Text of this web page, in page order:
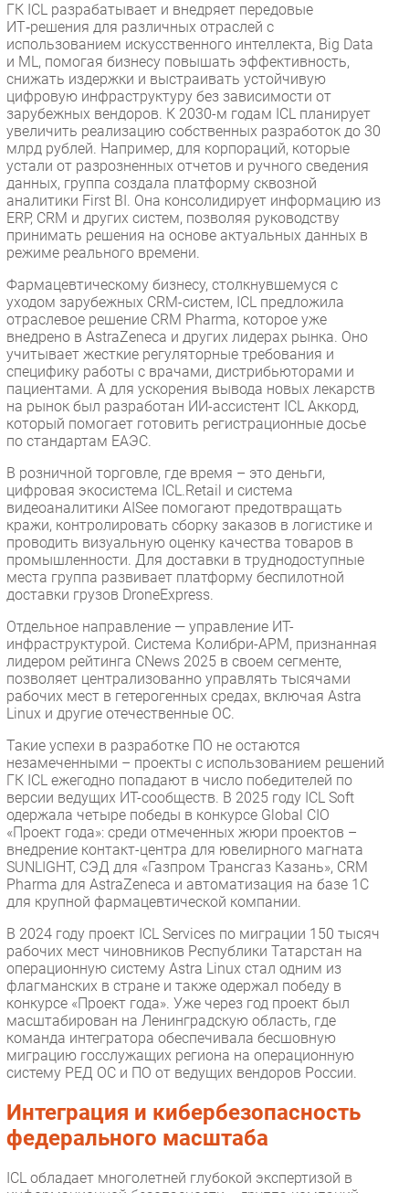
ГК ICL разрабатывает и внедряет передовые
ИТ‑решения для различных отраслей с
использованием искусственного интеллекта, Big Data
и ML, помогая бизнесу повышать эффективность,
снижать издержки и выстраивать устойчивую
цифровую инфраструктуру без зависимости от
зарубежных вендоров. К 2030-м годам ICL планирует
увеличить реализацию собственных разработок до 30
млрд рублей. Например, для корпораций, которые
устали от разрозненных отчетов и ручного сведения
данных, группа создала платформу сквозной
аналитики First BI. Она консолидирует информацию из
ERP, CRM и других систем, позволяя руководству
принимать решения на основе актуальных данных в
режиме реального времени.
Фармацевтическому бизнесу, столкнувшемуся с
уходом зарубежных CRM-систем, ICL предложила
отраслевое решение CRM Pharma, которое уже
внедрено в AstraZeneca и других лидерах рынка. Оно
учитывает жесткие регуляторные требования и
специфику работы с врачами, дистрибьюторами и
пациентами. А для ускорения вывода новых лекарств
на рынок был разработан ИИ-ассистент ICL Аккорд,
который помогает готовить регистрационные досье
по стандартам ЕАЭС.
В розничной торговле, где время – это деньги,
цифровая экосистема ICL.Retail и система
видеоаналитики AISee помогают предотвращать
кражи, контролировать сборку заказов в логистике и
проводить визуальную оценку качества товаров в
промышленности. Для доставки в труднодоступные
места группа развивает платформу беспилотной
доставки грузов DroneExpress.
Отдельное направление — управление ИТ-
инфраструктурой. Система Колибри-АРМ, признанная
лидером рейтинга CNews 2025 в своем сегменте,
позволяет централизованно управлять тысячами
рабочих мест в гетерогенных средах, включая Astra
Linux и другие отечественные ОС.
Такие успехи в разработке ПО не остаются
незамеченными – проекты с использованием решений
ГК ICL ежегодно попадают в число победителей по
версии ведущих ИТ-сообществ. В 2025 году ICL Soft
одержала четыре победы в конкурсе Global CIO
«Проект года»: среди отмеченных жюри проектов –
внедрение контакт-центра для ювелирного магната
SUNLIGHT, СЭД для «Газпром Трансгаз Казань», CRM
Pharma для AstraZeneca и автоматизация на базе 1С
для крупной фармацевтической компании.
В 2024 году проект ICL Services по миграции 150 тысяч
рабочих мест чиновников Республики Татарстан на
операционную систему Astra Linux стал одним из
флагманских в стране и также одержал победу в
конкурсе «Проект года». Уже через год проект был
масштабирован на Ленинградскую область, где
команда интегратора обеспечивала бесшовную
миграцию госслужащих региона на операционную
систему РЕД ОС и ПО от ведущих вендоров России.
Интеграция и кибербезопасность
федерального масштаба
ICL обладает многолетней глубокой экспертизой в